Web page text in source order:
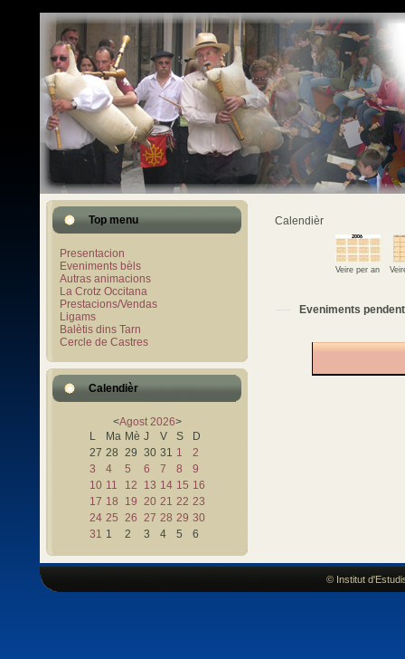
Top menu
Presentacion
Eveniments bèls
Autras animacions
La Crotz Occitana
Prestacions/Vendas
Ligams
Balètis dins Tarn
Cercle de Castres
Calendièr
<Agost 2026>
L
Ma Mè J V S
D
27 28 29 30 31 1
2
3
4 5 6 7 8
9
10 11 12 13 14 15 16
17 18 19 20 21 22 23
24 25 26 27 28 29 30
31 1 2 3 4 5 6
Calendièr
Veire per an
Eveniments pendent
© Institut